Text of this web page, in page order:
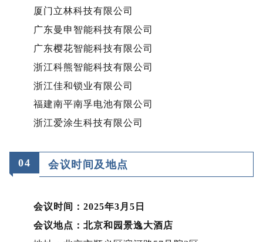
厦门立林科技有限公司
广东曼申智能科技有限公司
广东樱花智能科技有限公司
浙江科熊智能科技有限公司
浙江佳和锁业有限公司
福建南平南孚电池有限公司
浙江爱涂生科技有限公司
04 会议时间及地点
会议时间：2025年3月5日
会议地点：北京和园景逸大酒店